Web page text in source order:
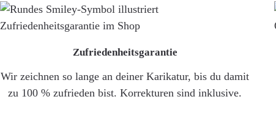
Zufriedenheitsgarantie
Wir zeichnen so lange an deiner Karikatur, bis du damit
zu 100 % zufrieden bist. Korrekturen sind inklusive.